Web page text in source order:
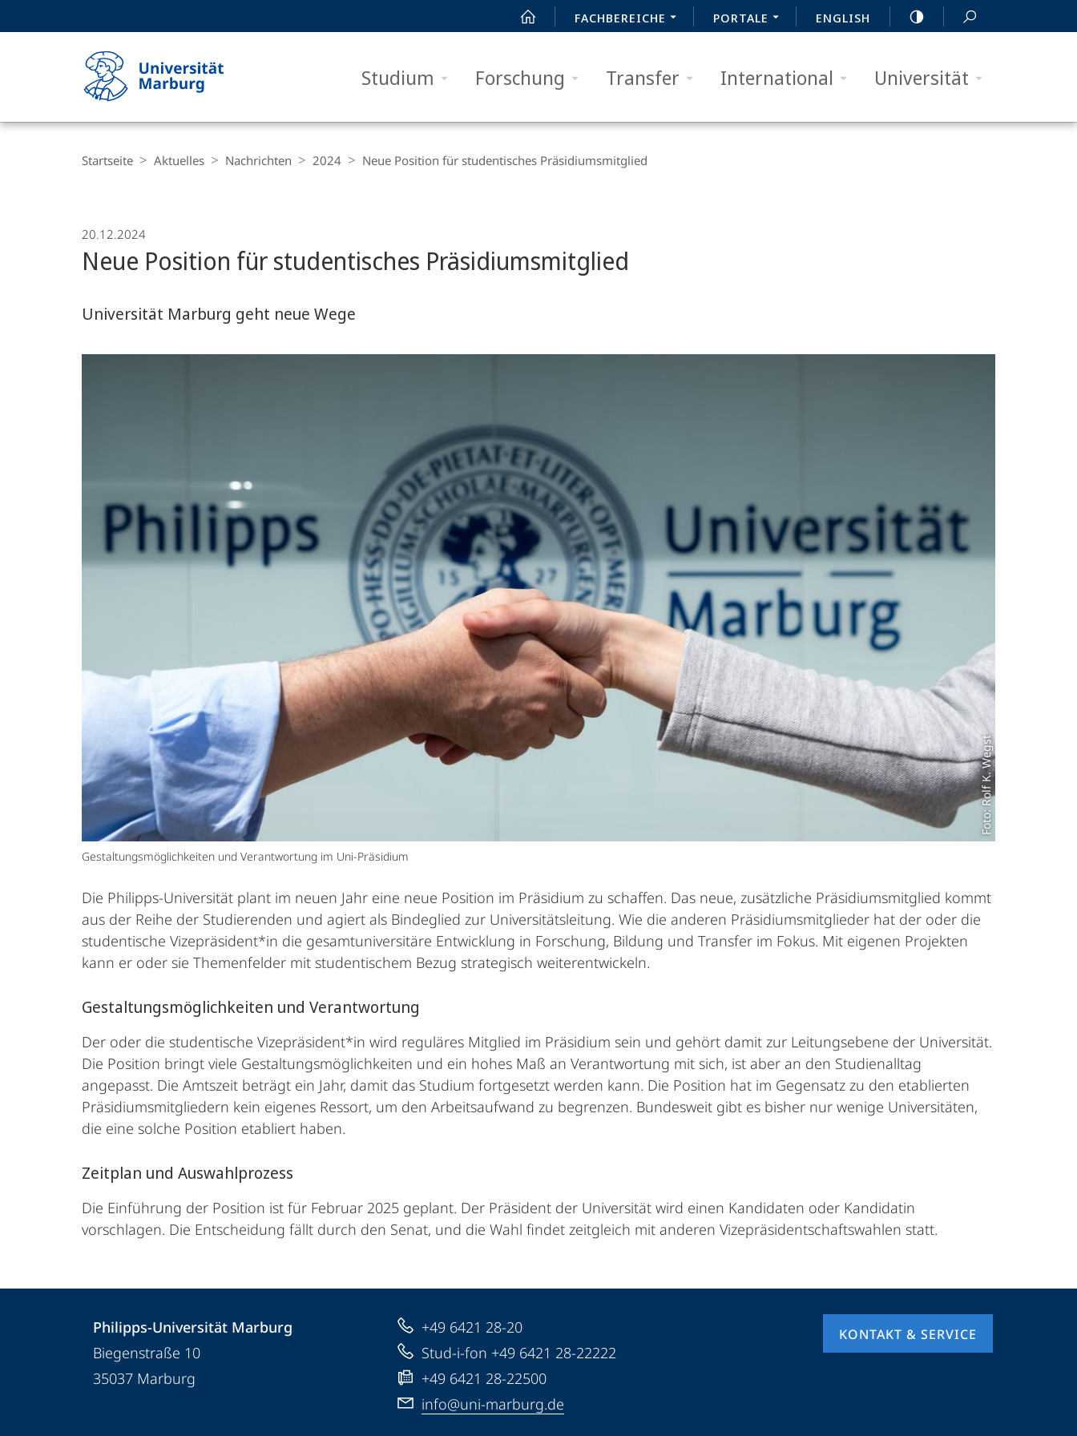
FACHBEREICHE PORTALE ENGLISH
Studium Forschung Transfer International Universität
Philipps-
Marburg
Navigation
Startseite Aktuelles Nachrichten 2024 Neue Position für studentisches Präsidiumsmitglied
20.12.2024
Neue Position für studentisches Präsidiumsmitglied
Universität Marburg geht neue Wege
Foto: Rolf K. Wegst
Gestaltungsmöglichkeiten und Verantwortung im Uni-Präsidium
Die Philipps-Universität plant im neuen Jahr eine neue Position im Präsidium zu schaffen. Das neue, zusätzliche Präsidiumsmitglied kommt
aus der Reihe der Studierenden und agiert als Bindeglied zur Universitätsleitung. Wie die anderen Präsidiumsmitglieder hat der oder die
studentische Vizepräsident*in die gesamtuniversitäre Entwicklung in Forschung, Bildung und Transfer im Fokus. Mit eigenen Projekten
kann er oder sie Themenfelder mit studentischem Bezug strategisch weiterentwickeln.
Gestaltungsmöglichkeiten und Verantwortung
Der oder die studentische Vizepräsident*in wird reguläres Mitglied im Präsidium sein und gehört damit zur Leitungsebene der Universität.
Die Position bringt viele Gestaltungsmöglichkeiten und ein hohes Maß an Verantwortung mit sich, ist aber an den Studienalltag
angepasst. Die Amtszeit beträgt ein Jahr, damit das Studium fortgesetzt werden kann. Die Position hat im Gegensatz zu den etablierten
Präsidiumsmitgliedern kein eigenes Ressort, um den Arbeitsaufwand zu begrenzen. Bundesweit gibt es bisher nur wenige Universitäten,
die eine solche Position etabliert haben.
Zeitplan und Auswahlprozess
Die Einführung der Position ist für Februar 2025 geplant. Der Präsident der Universität wird einen Kandidaten oder Kandidatin
vorschlagen. Die Entscheidung fällt durch den Senat, und die Wahl findet zeitgleich mit anderen Vizepräsidentschaftswahlen statt.
Informationen
Kontaktinformationen
Philipps-
Universität
Marburg
Philipps-Universität Marburg
Biegenstraße 10
35037 Marburg
+49 6421 28-20
Stud-i-fon +49 6421 28-22222
+49 6421 28-22500
info@uni-marburg.de
KONTAKT & SERVICE